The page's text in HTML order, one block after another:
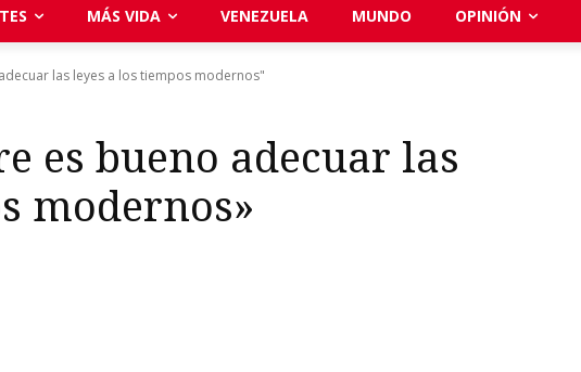
MÁS VIDA VENEZUELA MUNDO OPINIÓN
las leyes a los tiempos modernos"
es bueno adecuar las
modernos»